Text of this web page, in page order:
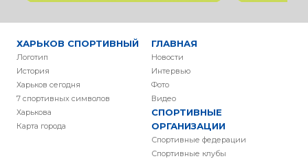
ХАРЬКОВ СПОРТИВНЫЙ
Логотип
История
Харьков сегодня
7 спортивных символов
Харькова
Карта города
ГЛАВНАЯ
Новости
Интервью
Фото
Видео
СПОРТИВНЫЕ
ОРГАНИЗАЦИИ
Спортивные федерации
Спортивные клубы